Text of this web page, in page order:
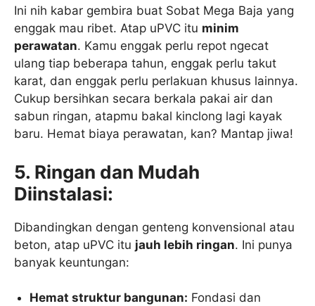
Ini nih kabar gembira buat Sobat Mega Baja yang
enggak mau ribet. Atap uPVC itu minim
perawatan. Kamu enggak perlu repot ngecat
ulang tiap beberapa tahun, enggak perlu takut
karat, dan enggak perlu perlakuan khusus lainnya.
Cukup bersihkan secara berkala pakai air dan
sabun ringan, atapmu bakal kinclong lagi kayak
baru. Hemat biaya perawatan, kan? Mantap jiwa!
5. Ringan dan Mudah
Diinstalasi:
Dibandingkan dengan genteng konvensional atau
beton, atap uPVC itu jauh lebih ringan. Ini punya
banyak keuntungan:
Hemat struktur bangunan: Fondasi dan